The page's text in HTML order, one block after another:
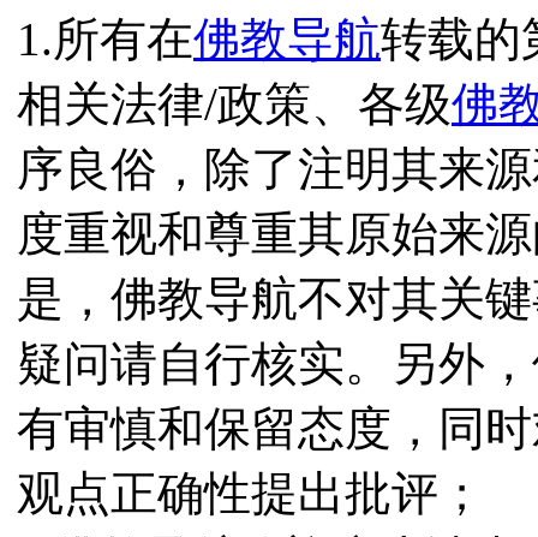
1.所有在佛教导航转载的
相关法律/政策、各级佛
序良俗，除了注明其来
度重视和尊重其原始来
是，佛教导航不对其关
疑问请自行核实。另外
有审慎和保留态度，同
观点正确性提出批评；